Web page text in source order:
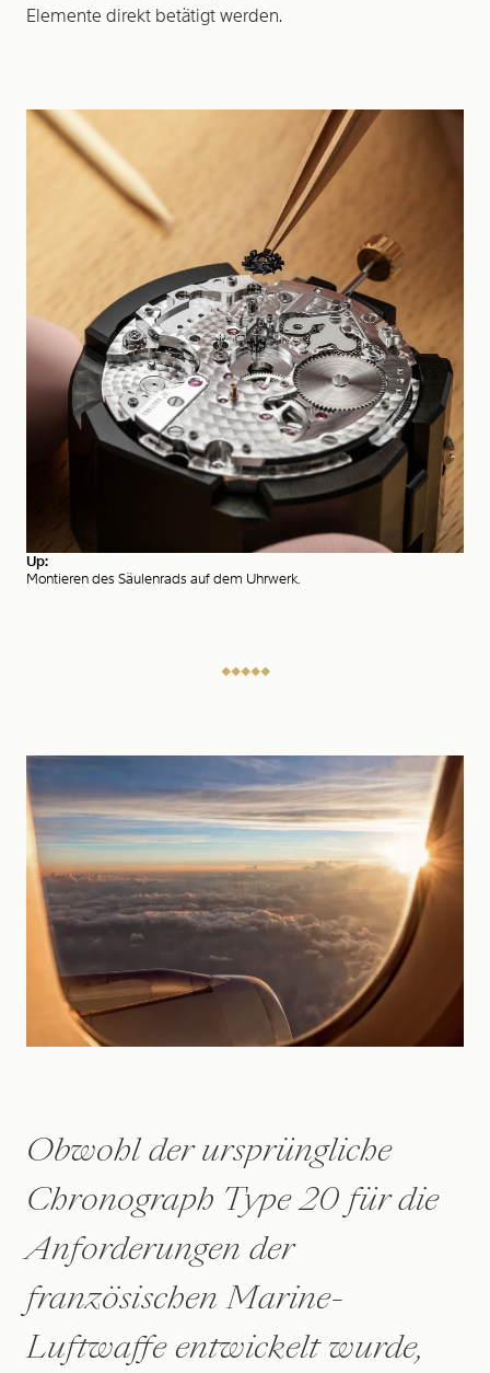
Elemente direkt betätigt werden.
Up:
Montieren des Säulenrads auf dem Uhrwerk.
Obwohl der ursprüngliche
Chronograph Type 20 für die
Anforderungen der
französischen Marine-
Luftwaffe entwickelt wurde,